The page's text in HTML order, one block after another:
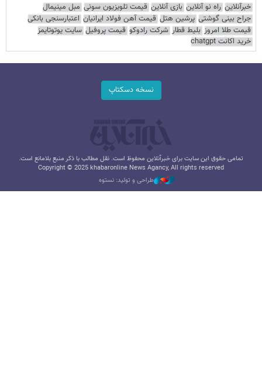
خبرآنلاین راه نو آنلاین بازی آنلاین قیمت تلویزیون سونی مبل مینیمال
جراح بینی گوشتی پرشین هتل قیمت آهن فولاد ایرانیان اعتبارسنجی بانکی
قیمت طلا امروز بلیط قطار شرکت رادوکو قیمت پروفیل سایت یوتوتایمز
خرید اکانت chatgpt
نسخه دسکتاپ
تمامی حقوق این سایت برای خبرآنلاین محفوظ است. نقل مطالب با ذکر منبع بلامانع است.
Copyright © 2025 khabaronline News Agancy, All rights reserved
طراحی و تولید: نستوه